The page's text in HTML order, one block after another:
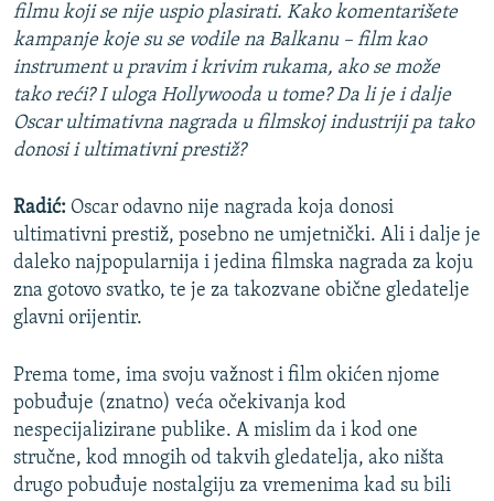
filmu koji se nije uspio plasirati. Kako komentarišete
kampanje koje su se vodile na Balkanu – film kao
instrument u pravim i krivim rukama, ako se može
tako reći? I uloga Hollywooda u tome? Da li je i dalje
Oscar ultimativna nagrada u filmskoj industriji pa tako
donosi i ultimativni prestiž?
Radić: Oscar odavno nije nagrada koja donosi
ultimativni prestiž, posebno ne umjetnički. Ali i dalje je
daleko najpopularnija i jedina filmska nagrada za koju
zna gotovo svatko, te je za takozvane obične gledatelje
glavni orijentir.
Prema tome, ima svoju važnost i film okićen njome
pobuđuje (znatno) veća očekivanja kod
nespecijalizirane publike. A mislim da i kod one
stručne, kod mnogih od takvih gledatelja, ako ništa
drugo pobuđuje nostalgiju za vremenima kad su bili